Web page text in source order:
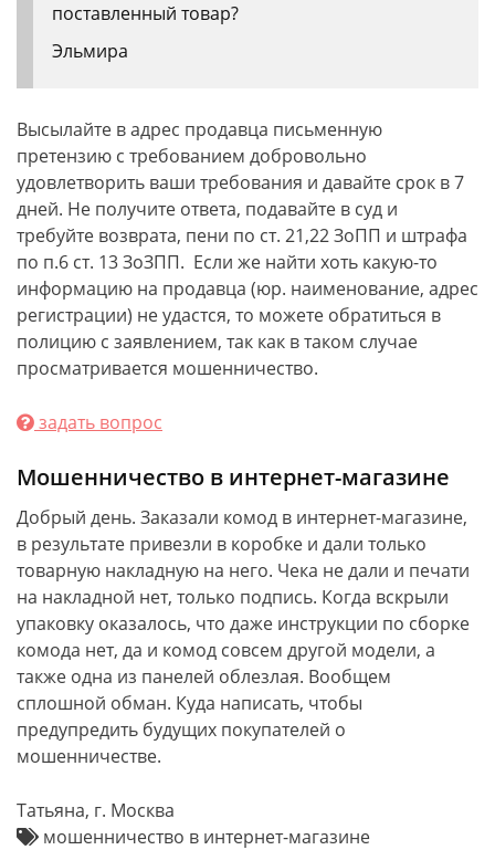
поставленный товар?
Эльмира
Высылайте в адрес продавца письменную
претензию с требованием добровольно
удовлетворить ваши требования и давайте срок в 7
дней. Не получите ответа, подавайте в суд и
требуйте возврата, пени по ст. 21,22 ЗоПП и штрафа
по п.6 ст. 13 ЗоЗПП. Если же найти хоть какую-то
информацию на продавца (юр. наименование, адрес
регистрации) не удастся, то можете обратиться в
полицию с заявлением, так как в таком случае
просматривается мошенничество.
задать вопрос
Мошенничество в интернет-магазине
Добрый день. Заказали комод в интернет-магазине,
в результате привезли в коробке и дали только
товарную накладную на него. Чека не дали и печати
на накладной нет, только подпись. Когда вскрыли
упаковку оказалось, что даже инструкции по сборке
комода нет, да и комод совсем другой модели, а
также одна из панелей облезлая. Вообщем
сплошной обман. Куда написать, чтобы
предупредить будущих покупателей о
мошенничестве.
Татьяна, г. Москва
мошенничество в интернет-магазине